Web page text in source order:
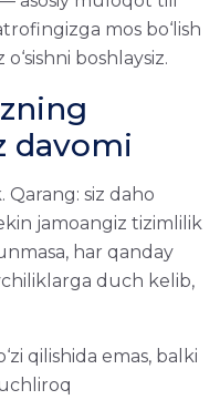
mos bo‘lish
boshlaysiz.
davomi
Qarang: siz daho
jamoangiz tizimlilik
har qanday
duch kelib,
qilishida emas, balki